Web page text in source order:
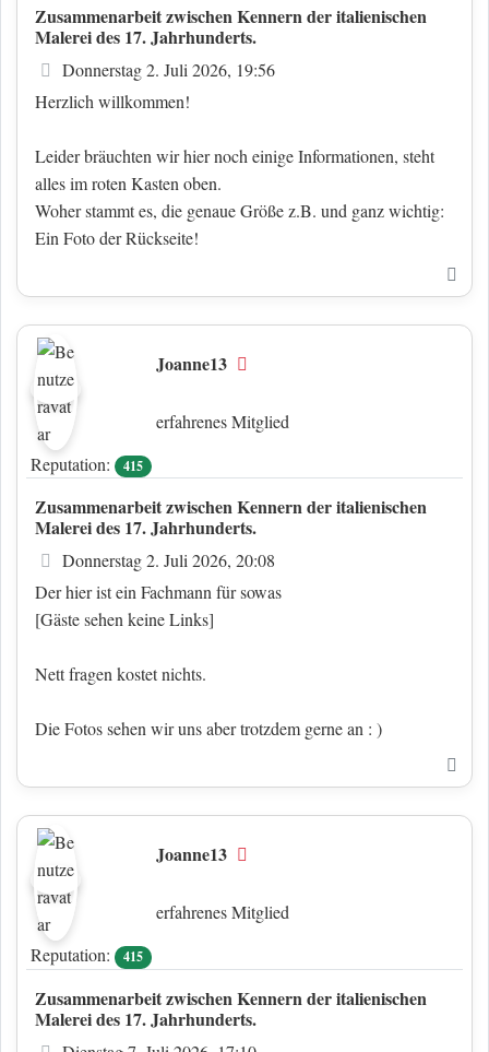
Zusammenarbeit zwischen Kennern der italienischen
Malerei des 17. Jahrhunderts.
Beitrag
Donnerstag 2. Juli 2026, 19:56
Herzlich willkommen!
Leider bräuchten wir hier noch einige Informationen, steht
alles im roten Kasten oben.
Woher stammt es, die genaue Größe z.B. und ganz wichtig:
Ein Foto der Rückseite!
Joanne13
erfahrenes Mitglied
Reputation:
415
Zusammenarbeit zwischen Kennern der italienischen
Malerei des 17. Jahrhunderts.
Beitrag
Donnerstag 2. Juli 2026, 20:08
Der hier ist ein Fachmann für sowas
[Gäste sehen keine Links]
Nett fragen kostet nichts.
Die Fotos sehen wir uns aber trotzdem gerne an : )
Joanne13
erfahrenes Mitglied
Reputation:
415
Zusammenarbeit zwischen Kennern der italienischen
Malerei des 17. Jahrhunderts.